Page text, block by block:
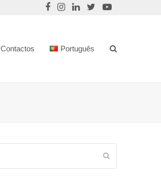
Contactos Português